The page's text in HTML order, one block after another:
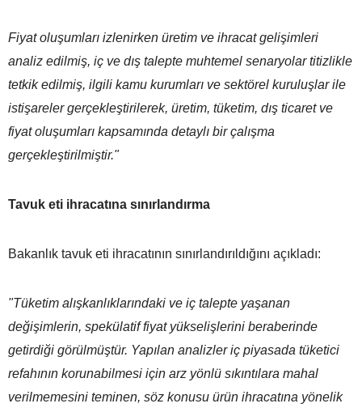
Fiyat oluşumları izlenirken üretim ve ihracat gelişimleri
analiz edilmiş, iç ve dış talepte muhtemel senaryolar titizlikle
tetkik edilmiş, ilgili kamu kurumları ve sektörel kuruluşlar ile
istişareler gerçekleştirilerek, üretim, tüketim, dış ticaret ve
fiyat oluşumları kapsamında detaylı bir çalışma
gerçekleştirilmiştir."
Tavuk eti ihracatına sınırlandırma
Bakanlık tavuk eti ihracatının sınırlandırıldığını açıkladı:
"Tüketim alışkanlıklarındaki ve iç talepte yaşanan
değişimlerin, spekülatif fiyat yükselişlerini beraberinde
getirdiği görülmüştür. Yapılan analizler iç piyasada tüketici
refahının korunabilmesi için arz yönlü sıkıntılara mahal
verilmemesini teminen, söz konusu ürün ihracatına yönelik